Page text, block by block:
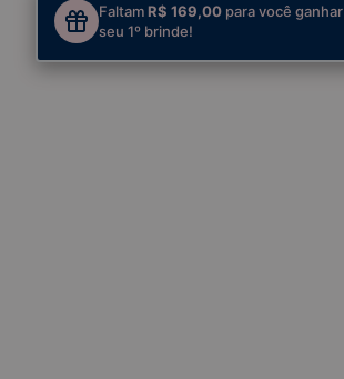
FaltamR$ 169,00 para você ganhar
seu 1º brinde!